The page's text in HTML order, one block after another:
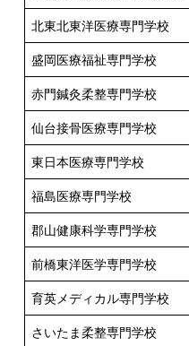
北東北東洋医療専門学校
盛岡医療福祉専門学校
赤門鍼灸柔整専門学校
仙台接骨医療専門学校
東日本医療専門学校
福島医療専門学校
郡山健康科学専門学校
前橋東洋医学専門学校
育英メディカル専門学校
さいたま柔整専門学校